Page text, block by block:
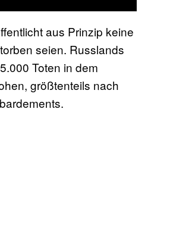
aus Prinzip keine
seien. Russlands
Toten in dem
größtenteils nach